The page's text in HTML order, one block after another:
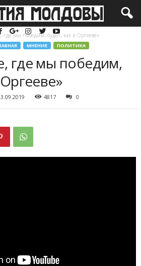
где мы победим, будет, как в Оргееве»
МНЕНИЕ ПОЛИТИКА
где мы победим,
4817 0